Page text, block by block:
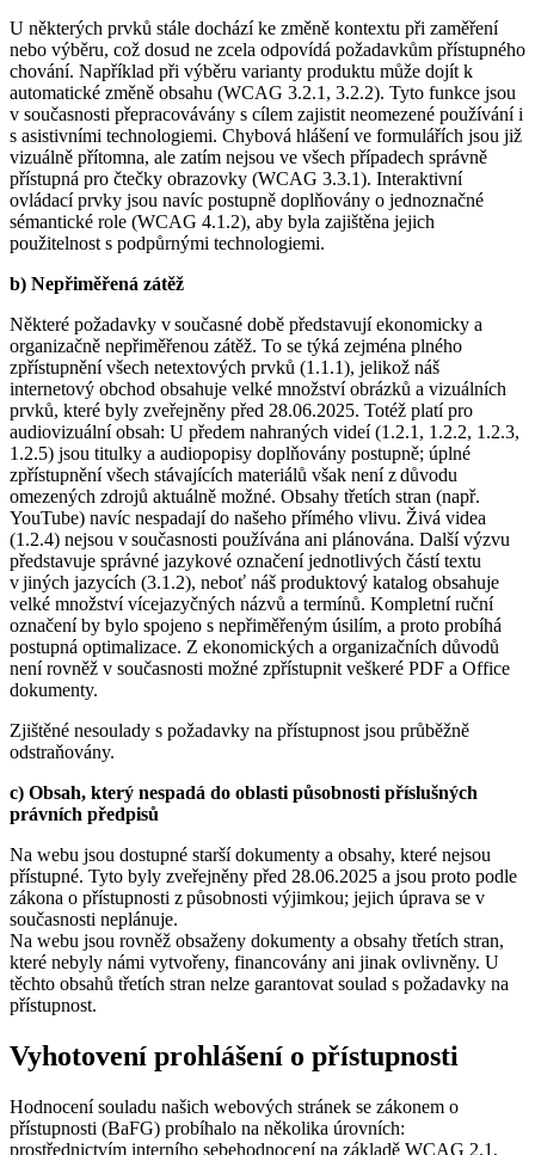
U některých prvků stále dochází ke změně kontextu při zaměření
nebo výběru, což dosud ne zcela odpovídá požadavkům přístupného
chování. Například při výběru varianty produktu může dojít k
automatické změně obsahu (WCAG 3.2.1, 3.2.2). Tyto funkce jsou
v současnosti přepracovávány s cílem zajistit neomezené používání i
s asistivními technologiemi. Chybová hlášení ve formulářích jsou již
vizuálně přítomna, ale zatím nejsou ve všech případech správně
přístupná pro čtečky obrazovky (WCAG 3.3.1). Interaktivní
ovládací prvky jsou navíc postupně doplňovány o jednoznačné
sémantické role (WCAG 4.1.2), aby byla zajištěna jejich
použitelnost s podpůrnými technologiemi.
b) Nepřiměřená zátěž
Některé požadavky v současné době představují ekonomicky a
organizačně nepřiměřenou zátěž. To se týká zejména plného
zpřístupnění všech netextových prvků (1.1.1), jelikož náš
internetový obchod obsahuje velké množství obrázků a vizuálních
prvků, které byly zveřejněny před 28.06.2025. Totéž platí pro
audiovizuální obsah: U předem nahraných videí (1.2.1, 1.2.2, 1.2.3,
1.2.5) jsou titulky a audiopopisy doplňovány postupně; úplné
zpřístupnění všech stávajících materiálů však není z důvodu
omezených zdrojů aktuálně možné. Obsahy třetích stran (např.
YouTube) navíc nespadají do našeho přímého vlivu. Živá videa
(1.2.4) nejsou v současnosti používána ani plánována. Další výzvu
představuje správné jazykové označení jednotlivých částí textu
v jiných jazycích (3.1.2), neboť náš produktový katalog obsahuje
velké množství vícejazyčných názvů a termínů. Kompletní ruční
označení by bylo spojeno s nepřiměřeným úsilím, a proto probíhá
postupná optimalizace. Z ekonomických a organizačních důvodů
není rovněž v současnosti možné zpřístupnit veškeré PDF a Office
dokumenty.
Zjištěné nesoulady s požadavky na přístupnost jsou průběžně
odstraňovány.
c) Obsah, který nespadá do oblasti působnosti příslušných
právních předpisů
Na webu jsou dostupné starší dokumenty a obsahy, které nejsou
přístupné. Tyto byly zveřejněny před 28.06.2025 a jsou proto podle
zákona o přístupnosti z působnosti výjimkou; jejich úprava se v
současnosti neplánuje.
Na webu jsou rovněž obsaženy dokumenty a obsahy třetích stran,
které nebyly námi vytvořeny, financovány ani jinak ovlivněny. U
těchto obsahů třetích stran nelze garantovat soulad s požadavky na
přístupnost.
Vyhotovení prohlášení o přístupnosti
Hodnocení souladu našich webových stránek se zákonem o
přístupnosti (BaFG) probíhalo na několika úrovních:
prostřednictvím interního sebehodnocení na základě WCAG 2.1,